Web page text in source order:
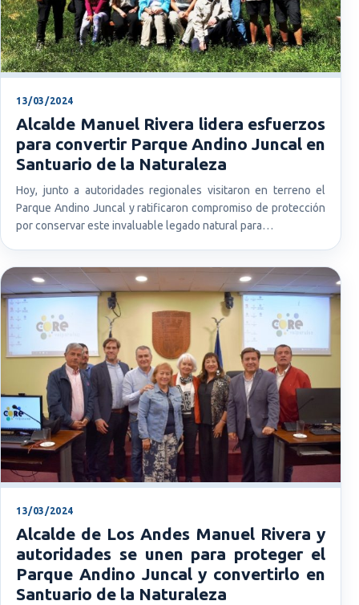
13/03/2024
Alcalde Manuel Rivera lidera esfuerzos
para convertir Parque Andino Juncal en
Santuario de la Naturaleza
Hoy, junto a autoridades regionales visitaron en terreno el
Parque Andino Juncal y ratificaron compromiso de protección
por conservar este invaluable legado natural para…
13/03/2024
Alcalde de Los Andes Manuel Rivera y
autoridades se unen para proteger el
Parque Andino Juncal y convertirlo en
Santuario de la Naturaleza